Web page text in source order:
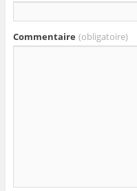
Commentaire (obligatoire)